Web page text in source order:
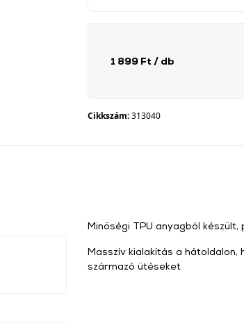
1 899 Ft / db
Cikkszám:313040
Minőségi TPU anyagból
Masszív kialakítás a
származó ütéseket